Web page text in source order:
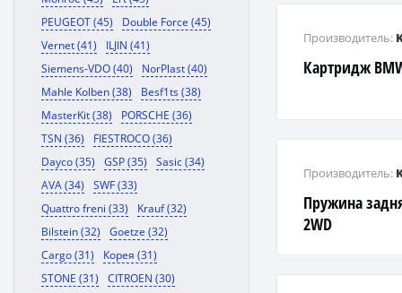
PEUGEOT (45)
Double Force (45)
Vernet (41)
ILJIN (41)
Siemens-VDO (40)
NorPlast (40)
Mahle Kolben (38)
Besf1ts (38)
MasterKit (38)
PORSCHE (36)
TSN (36)
FIESTROCO (36)
Dayco (35)
GSP (35)
Sasic (34)
AVA (34)
SWF (33)
Quattro freni (33)
Krauf (32)
Bilstein (32)
Goetze (32)
Cargo (31)
Корея (31)
STONE (31)
CITROEN (30)
Картридж
Производитель:
Пружина
2WD
Производитель: